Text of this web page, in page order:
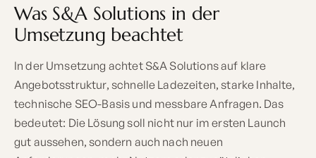
Was S&A Solutions in der
Umsetzung beachtet
In der Umsetzung achtet S&A Solutions auf klare
Angebotsstruktur, schnelle Ladezeiten, starke Inhalte,
technische SEO-Basis und messbare Anfragen. Das
bedeutet: Die Lösung soll nicht nur im ersten Launch
gut aussehen, sondern auch nach neuen